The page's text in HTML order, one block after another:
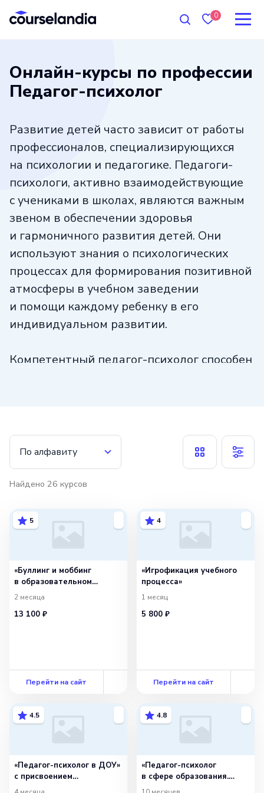
0
Онлайн-курсы по профессии
Педагог-психолог
Развитие детей часто зависит от работы
профессионалов, специализирующихся
на психологии и педагогике. Педагоги-
психологи, активно взаимодействующие
с учениками в школах, являются важным
звеном в обеспечении здоровья
и гармоничного развития детей. Они
используют знания о психологических
процессах для формирования позитивной
атмосферы в учебном заведении
и помощи каждому ребенку в его
индивидуальном развитии.
Компетентный педагог-психолог способен
проблем, но и в создании условий для
полноценного роста и развития личности.
Педагог-психолог должен уметь грамотно
с развивающимся организмом, чтобы
с общественными стандартами.
По алфавиту
Найдено 26 курсов
5
«Буллинг и моббинг
в образовательном
пространстве: выявление,
устранение
и профилактика»
2 месяца
13 100 ₽
Перейти на сайт
4
«Игрофикация учебного
процесса»
1 месяц
5 800 ₽
Перейти на сайт
4.5
«Педагог-психолог в ДОУ»
с присвоением
квалификации «Педагог-
4.8
«Педагог-психолог
в сфере образования.
Преподаватель